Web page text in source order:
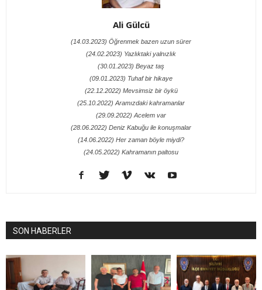
Ali Gülcü
(14.03.2023) Öğrenmek bazen uzun sürer
(24.02.2023) Yazlıktaki yalnızlık
(30.01.2023) Beyaz taş
(09.01.2023) Tuhaf bir hikaye
(22.12.2022) Mevsimsiz bir öykü
(25.10.2022) Aramızdaki kahramanlar
(29.09.2022) Acelem var
(28.06.2022) Deniz Kabuğu ile konuşmalar
(14.06.2022) Her zaman böyle miydi?
(24.05.2022) Kahramanın paltosu
SON HABERLER